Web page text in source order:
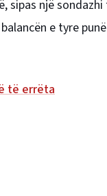
sipas një
e tyre
të errëta